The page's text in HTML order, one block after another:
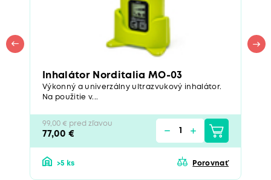
Inhalátor Norditalia MO-03
Výkonný a univerzálny ultrazvukový inhalátor.
Na použitie v...
99,00 € pred zľavou
77,00 €
>5 ks Porovnať